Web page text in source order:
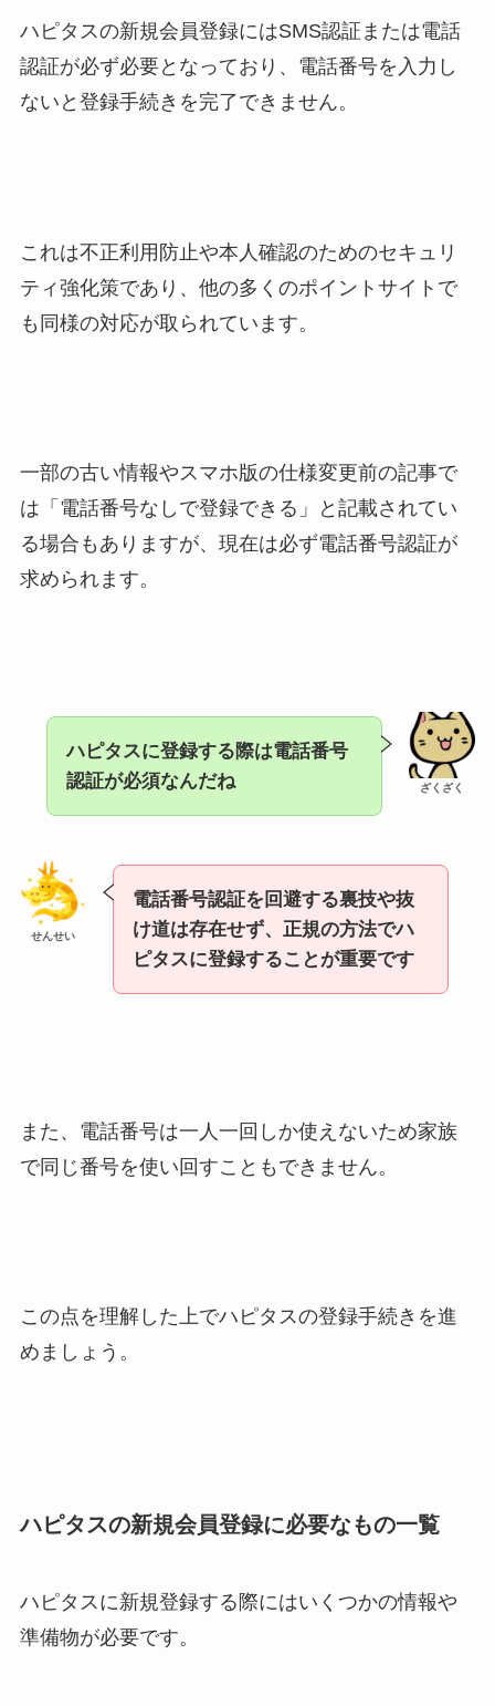
ハピタスの新規会員登録にはSMS認証または電話
認証が必ず必要となっており、電話番号を入力し
ないと登録手続きを完了できません。
これは不正利用防止や本人確認のためのセキュリ
ティ強化策であり、他の多くのポイントサイトで
も同様の対応が取られています。
一部の古い情報やスマホ版の仕様変更前の記事で
は「電話番号なしで登録できる」と記載されてい
る場合もありますが、現在は必ず電話番号認証が
求められます。
ざくざく
ハピタスに登録する際は電話番号
認証が必須なんだね
せんせい
電話番号認証を回避する裏技や抜
け道は存在せず、正規の方法でハ
ピタスに登録することが重要です
また、電話番号は一人一回しか使えないため家族
で同じ番号を使い回すこともできません。
この点を理解した上でハピタスの登録手続きを進
めましょう。
ハピタスの新規会員登録に必要なもの一覧
ハピタスに新規登録する際にはいくつかの情報や
準備物が必要です。